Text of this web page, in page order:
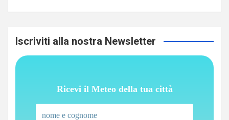
Iscriviti alla nostra Newsletter
Ricevi il Meteo della tua città